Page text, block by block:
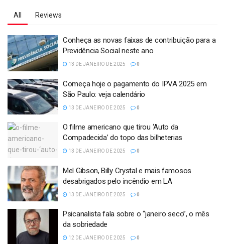
All Reviews
Conheça as novas faixas de contribuição para a
Previdência Social neste ano
13 DE JANEIRO DE 2025 0
Começa hoje o pagamento do IPVA 2025 em
São Paulo: veja calendário
13 DE JANEIRO DE 2025 0
O filme americano que tirou ‘Auto da
Compadecida’ do topo das bilheterias
13 DE JANEIRO DE 2025 0
Mel Gibson, Billy Crystal e mais famosos
desabrigados pelo incêndio em LA
13 DE JANEIRO DE 2025 0
Psicanalista fala sobre o “janeiro seco”, o mês
da sobriedade
12 DE JANEIRO DE 2025 0